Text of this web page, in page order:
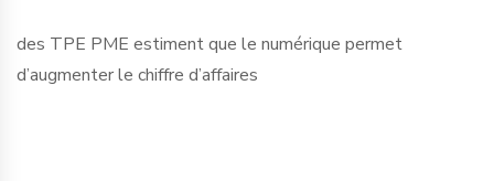
des TPE PME estiment que le numérique permet
d’augmenter le chiffre d’affaires